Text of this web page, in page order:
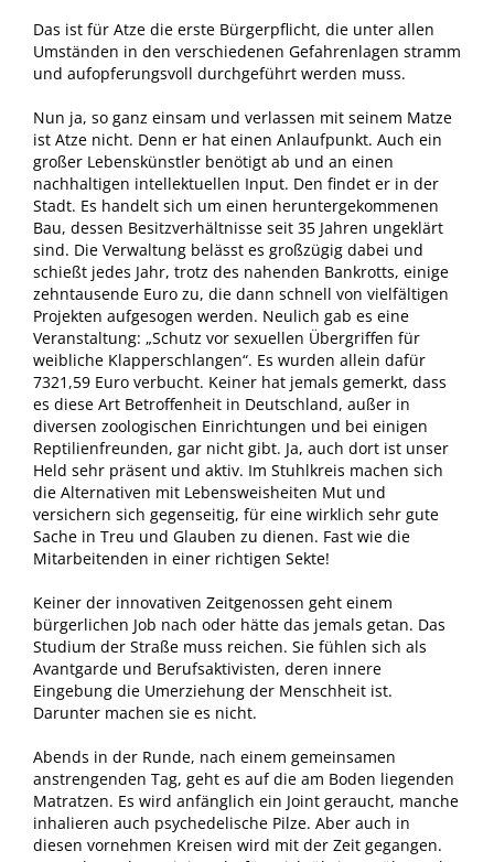
Das ist für Atze die erste Bürgerpflicht, die unter allen
Umständen in den verschiedenen Gefahrenlagen stramm
und aufopferungsvoll durchgeführt werden muss.
Nun ja, so ganz einsam und verlassen mit seinem Matze
ist Atze nicht. Denn er hat einen Anlaufpunkt. Auch ein
großer Lebenskünstler benötigt ab und an einen
nachhaltigen intellektuellen Input. Den findet er in der
Stadt. Es handelt sich um einen heruntergekommenen
Bau, dessen Besitzverhältnisse seit 35 Jahren ungeklärt
sind. Die Verwaltung belässt es großzügig dabei und
schießt jedes Jahr, trotz des nahenden Bankrotts, einige
zehntausende Euro zu, die dann schnell von vielfältigen
Projekten aufgesogen werden. Neulich gab es eine
Veranstaltung: „Schutz vor sexuellen Übergriffen für
weibliche Klapperschlangen“. Es wurden allein dafür
7321,59 Euro verbucht. Keiner hat jemals gemerkt, dass
es diese Art Betroffenheit in Deutschland, außer in
diversen zoologischen Einrichtungen und bei einigen
Reptilienfreunden, gar nicht gibt. Ja, auch dort ist unser
Held sehr präsent und aktiv. Im Stuhlkreis machen sich
die Alternativen mit Lebensweisheiten Mut und
versichern sich gegenseitig, für eine wirklich sehr gute
Sache in Treu und Glauben zu dienen. Fast wie die
Mitarbeitenden in einer richtigen Sekte!
Keiner der innovativen Zeitgenossen geht einem
bürgerlichen Job nach oder hätte das jemals getan. Das
Studium der Straße muss reichen. Sie fühlen sich als
Avantgarde und Berufsaktivisten, deren innere
Eingebung die Umerziehung der Menschheit ist.
Darunter machen sie es nicht.
Abends in der Runde, nach einem gemeinsamen
anstrengenden Tag, geht es auf die am Boden liegenden
Matratzen. Es wird anfänglich ein Joint geraucht, manche
inhalieren auch psychedelische Pilze. Aber auch in
diesen vornehmen Kreisen wird mit der Zeit gegangen.